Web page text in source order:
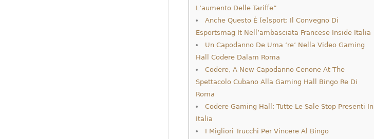
L’aumento Delle Tariffe”
Anche Questo È (e)sport: Il Convegno Di
Esportsmag It Nell’ambasciata Francese Inside Italia
Un Capodanno De Uma ‘re’ Nella Video Gaming
Hall Codere Dalam Roma
Codere, A New Capodanno Cenone At The
Spettacolo Cubano Alla Gaming Hall Bingo Re Di
Roma
Codere Gaming Hall: Tutte Le Sale Stop Presenti In
Italia
I Migliori Trucchi Per Vincere Al Bingo